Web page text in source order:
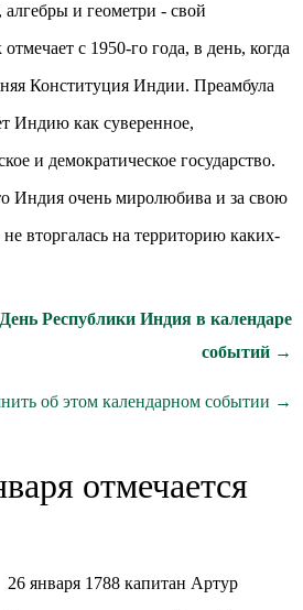
и геометри - свой
с 1950-го года, в день, когда
Конституция Индии. Преамбула
Индию как суверенное,
и демократическое государство.
Индия очень миролюбива и за свою
вторгалась на территорию каких-
Республики Индия в календаре
событий →
об этом календарном событии →
отмечается
26 января 1788 капитан Артур